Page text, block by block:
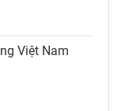
Việt Nam